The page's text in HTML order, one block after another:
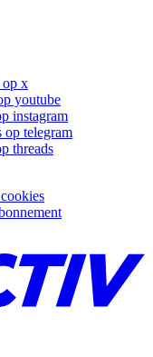
op x
youtube
instagram
op telegram
threads